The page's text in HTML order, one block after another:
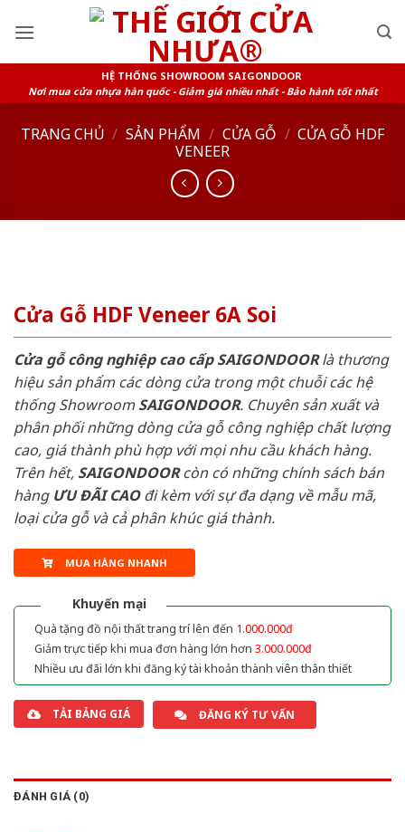
HỆ THỐNG SHOWROOM SAIGONDOOR
Nơi mua cửa nhựa hàn quốc - Giảm giá nhiều nhất - Bảo hành tốt nhất
TRANG CHỦ / SẢN PHẨM / CỬA GỖ / CỬA GỖ HDF
VENEER
Cửa Gỗ HDF Veneer 6A Soi
Cửa gỗ công nghiệp cao cấp SAIGONDOORlà thương
hiệu sản phẩm các dòng cửa trong một chuỗi các hệ
thống ShowroomSAIGONDOOR. Chuyên sản xuất và
phân phối những dòng cửa gỗ công nghiệp chất lượng
cao, giá thành phù hợp với mọi nhu cầu khách hàng.
Trên hết, SAIGONDOORcòn có những chính sách bán
hàng ƯU ĐÃI CAOđi kèm với sự đa dạng về mẫu mã,
loại cửa gỗ và cả phân khúc giá thành.
MUA HÀNG NHANH
Khuyến mại
Quà tặng đồ nội thất trang trí lên đến 1.000.000đ
Giảm trực tiếp khi mua đơn hàng lớn hơn 3.000.000đ
Nhiều ưu đãi lớn khi đăng ký tài khoản thành viên thân thiết
TẢI BẢNG GIÁ ĐĂNG KÝ TƯ VẤN
ĐÁNH GIÁ (0)